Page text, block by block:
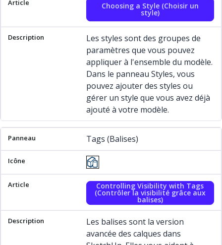
Choosing a Style (Choisir un
style)
Les styles sont des groupes de
paramètres que vous pouvez
appliquer à l'ensemble du modèle.
Dans le panneau Styles, vous
pouvez ajouter des styles ou
gérer un style que vous avez déjà
ajouté à votre modèle.
Tags (Balises)
Controlling Visibility with Tags
(Contrôler la visibilité grâce aux
balises)
Les balises sont la version
avancée des calques dans